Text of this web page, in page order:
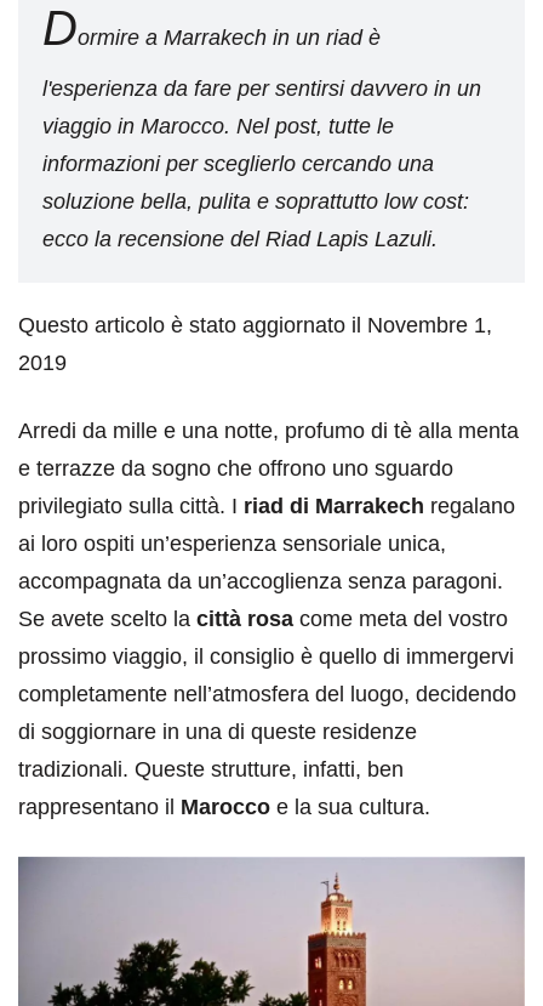
Dormire a Marrakech in un riad è
l'esperienza da fare per sentirsi davvero in un
viaggio in Marocco. Nel post, tutte le
informazioni per sceglierlo cercando una
soluzione bella, pulita e soprattutto low cost:
ecco la recensione del Riad Lapis Lazuli.
Questo articolo è stato aggiornato il Novembre 1,
2019
Arredi da mille e una notte, profumo di tè alla menta
e terrazze da sogno che offrono uno sguardo
privilegiato sulla città. I riad di Marrakech regalano
ai loro ospiti un’esperienza sensoriale unica,
accompagnata da un’accoglienza senza paragoni.
Se avete scelto la città rosa come meta del vostro
prossimo viaggio, il consiglio è quello di immergervi
completamente nell’atmosfera del luogo, decidendo
di soggiornare in una di queste residenze
tradizionali. Queste strutture, infatti, ben
rappresentano il Marocco e la sua cultura.